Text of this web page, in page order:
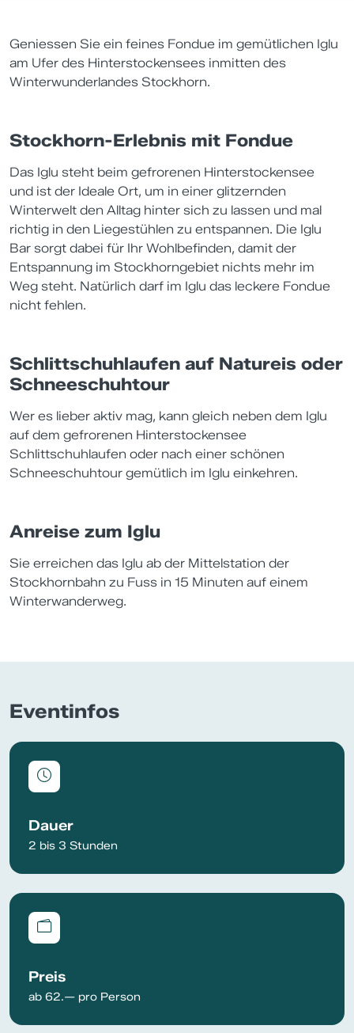
Geniessen Sie ein feines Fondue im gemütlichen Iglu
am Ufer des Hinterstockensees inmitten des
Winterwunderlandes Stockhorn.
Stockhorn-Erlebnis mit Fondue
Das Iglu steht beim gefrorenen Hinterstockensee
und ist der Ideale Ort, um in einer glitzernden
Winterwelt den Alltag hinter sich zu lassen und mal
richtig in den Liegestühlen zu entspannen. Die Iglu
Bar sorgt dabei für Ihr Wohlbefinden, damit der
Entspannung im Stockhorngebiet nichts mehr im
Weg steht. Natürlich darf im Iglu das leckere Fondue
nicht fehlen.
Schlittschuhlaufen auf Natureis oder
Schneeschuhtour
Wer es lieber aktiv mag, kann gleich neben dem Iglu
auf dem gefrorenen Hinterstockensee
Schlittschuhlaufen oder nach einer schönen
Schneeschuhtour gemütlich im Iglu einkehren.
Anreise zum Iglu
Sie erreichen das Iglu ab der Mittelstation der
Stockhornbahn zu Fuss in 15 Minuten auf einem
Winterwanderweg.
Eventinfos
Dauer
2 bis 3 Stunden
Preis
ab 62.— pro Person